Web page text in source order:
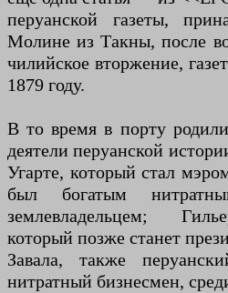
перуанской газеты,
Молине из Такны, после
чилийское вторжение,
1879 году.
В то время в порту
деятели перуанской
Угарте, который стал
был богатым
землевладельцем;
который позже станет
Завала, также
нитратный бизнесмен,